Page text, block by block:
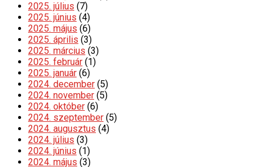
2025. július (7)
2025. június (4)
2025. május (6)
2025. április (3)
2025. március (3)
2025. február (1)
2025. január (6)
2024. december (5)
2024. november (5)
2024. október (6)
2024. szeptember (5)
2024. augusztus (4)
2024. július (3)
2024. június (1)
2024. május (3)